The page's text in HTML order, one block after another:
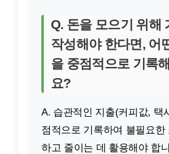
Q. 돈을 모으기 위해
작성해야 한다면, 어
을 중점적으로 기록
요?
A. 습관적인 지출(커피값, 택
점적으로 기록하여 불필요한
하고 줄이는 데 활용해야 합